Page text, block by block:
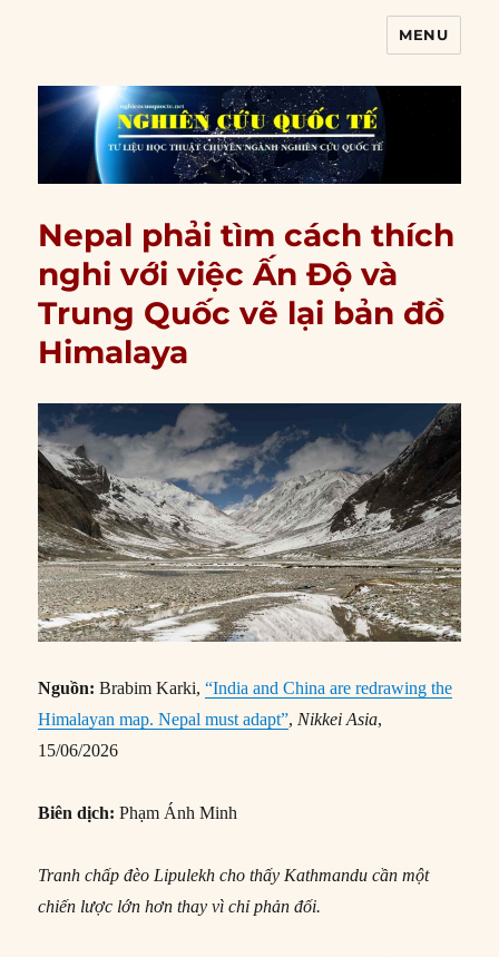
MENU
Nepal phải tìm cách thích
nghi với việc Ấn Độ và
Trung Quốc vẽ lại bản đồ
Himalaya
Nguồn:Brabim Karki,“India and China are redrawing the
Himalayan map. Nepal must adapt”, Nikkei Asia,
15/06/2026
Biên dịch:Phạm Ánh Minh
Tranh chấp đèo Lipulekh cho thấy Kathmandu cần một
chiến lược lớn hơn thay vì chỉ phản đối.